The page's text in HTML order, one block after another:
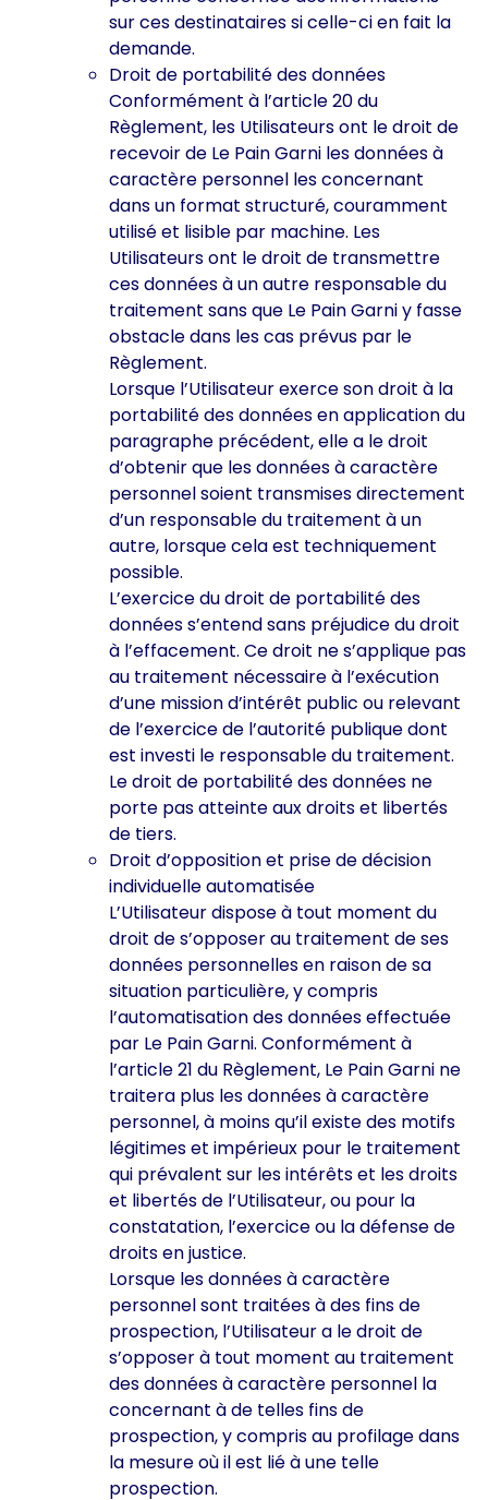
sur ces destinataires si celle-ci en fait la
demande.
Droit de portabilité des données
Conformément à l’article 20 du
Règlement, les Utilisateurs ont le droit de
recevoir de Le Pain Garni les données à
caractère personnel les concernant
dans un format structuré, couramment
utilisé et lisible par machine. Les
Utilisateurs ont le droit de transmettre
ces données à un autre responsable du
traitement sans que Le Pain Garni y fasse
obstacle dans les cas prévus par le
Règlement.
Lorsque l’Utilisateur exerce son droit à la
portabilité des données en application du
paragraphe précédent, elle a le droit
d’obtenir que les données à caractère
personnel soient transmises directement
d’un responsable du traitement à un
autre, lorsque cela est techniquement
possible.
L’exercice du droit de portabilité des
données s’entend sans préjudice du droit
à l’effacement. Ce droit ne s’applique pas
au traitement nécessaire à l’exécution
d’une mission d’intérêt public ou relevant
de l’exercice de l’autorité publique dont
est investi le responsable du traitement.
Le droit de portabilité des données ne
porte pas atteinte aux droits et libertés
de tiers.
Droit d’opposition et prise de décision
individuelle automatisée
L’Utilisateur dispose à tout moment du
droit de s’opposer au traitement de ses
données personnelles en raison de sa
situation particulière, y compris
l’automatisation des données effectuée
par Le Pain Garni. Conformément à
l’article 21 du Règlement, Le Pain Garni ne
traitera plus les données à caractère
personnel, à moins qu’il existe des motifs
légitimes et impérieux pour le traitement
qui prévalent sur les intérêts et les droits
et libertés de l’Utilisateur, ou pour la
constatation, l’exercice ou la défense de
droits en justice.
Lorsque les données à caractère
personnel sont traitées à des fins de
prospection, l’Utilisateur a le droit de
s’opposer à tout moment au traitement
des données à caractère personnel la
concernant à de telles fins de
prospection, y compris au profilage dans
la mesure où il est lié à une telle
prospection.